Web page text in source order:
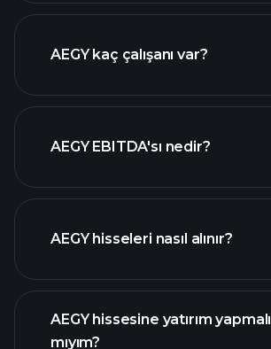
hisseler
AEGY kaç çalışanı var?
işverenler
AEGY EBITDA'sı nedir?
raporlar
AEGY hisseleri nasıl alınır?
AEGY hissesine yatırım yapmalı
mıyım?